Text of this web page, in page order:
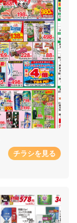
チラシを見る